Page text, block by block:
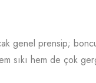
genel prensip;
sıkı hem de çok